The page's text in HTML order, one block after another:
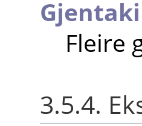
Fleire
3.5.4.